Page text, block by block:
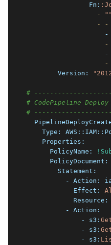
                Fn:
                  -
""
                  -
-
-
                    -
-
                    -
        Version:
#
# CodePipeline
#
    Type:
    Properties:
      PolicyName:
      PolicyDocument:
        Statement:
          - Action:
            Effect:
            Resource:
          - Action:
              - s3:
              - s3:
              - s3: